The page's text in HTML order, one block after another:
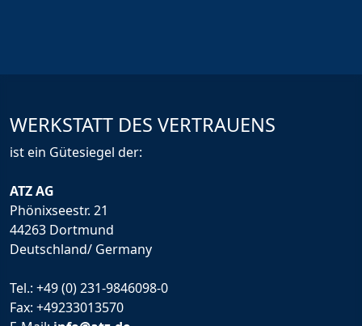
WERKSTATT DES VERTRAUENS
ist ein Gütesiegel der:
ATZ AG
Phönixseestr. 21
44263 Dortmund
Deutschland/ Germany
Tel.: +49 (0) 231-9846098-0
Fax: +49233013570